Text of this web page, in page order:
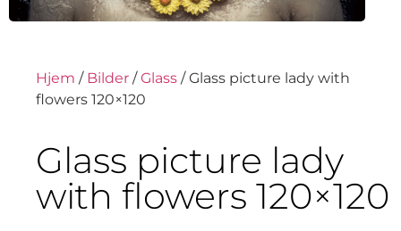
Hjem / Bilder /Glass / Glass picture lady with
flowers 120×120
Glass picture lady
with flowers 120×120